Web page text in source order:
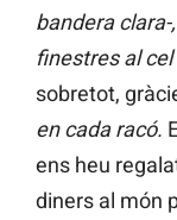
bandera
finestres al
sobretot,
en cada racó.
ens heu
diners al món